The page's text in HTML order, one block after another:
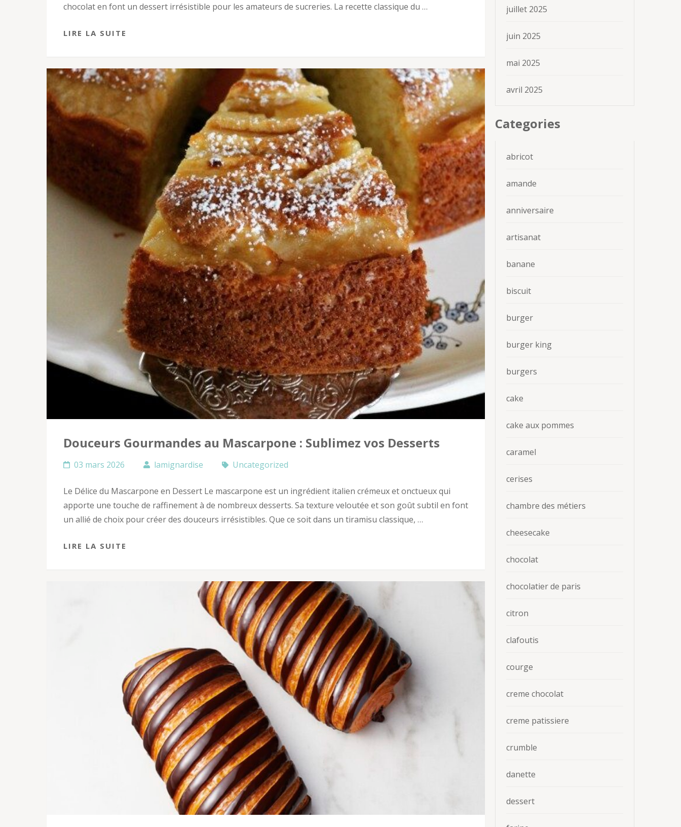
chocolat en font un dessert irrésistible pour les amateurs de sucreries. La recette classique du …
LIRE LA SUITE
Douceurs Gourmandes au Mascarpone : Sublimez vos Desserts
03 mars 2026 lamignardise Uncategorized
Le Délice du Mascarpone en Dessert Le mascarpone est un ingrédient italien crémeux et onctueux qui
apporte une touche de raffinement à de nombreux desserts. Sa texture veloutée et son goût subtil en font
un allié de choix pour créer des douceurs irrésistibles. Que ce soit dans un tiramisu classique, …
LIRE LA SUITE
juillet 2025
juin 2025
mai 2025
avril 2025
Categories
abricot
amande
anniversaire
artisanat
banane
biscuit
burger
burger king
burgers
cake
cake aux pommes
caramel
cerises
chambre des métiers
cheesecake
chocolat
chocolatier de paris
citron
clafoutis
courge
creme chocolat
creme patissiere
crumble
danette
dessert